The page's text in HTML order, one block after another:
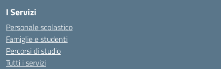
I Servizi
Personale scolastico
Famiglie e studenti
Percorsi di studio
Tutti i servizi